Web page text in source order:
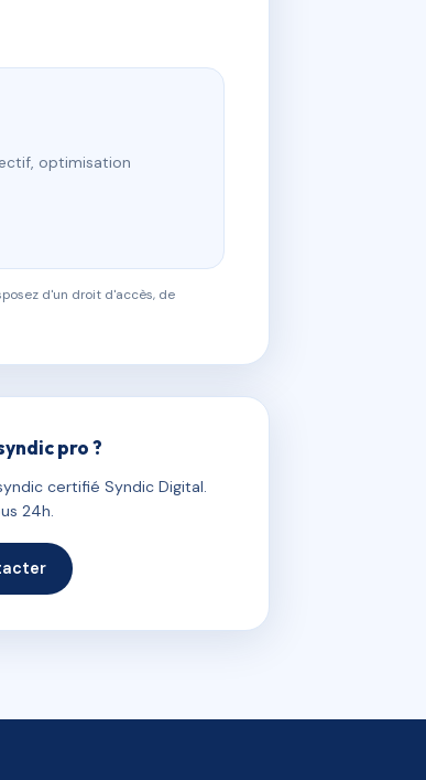
optimisation
d'un droit d'accès, de
pro ?
certifié Syndic Digital.
24h.